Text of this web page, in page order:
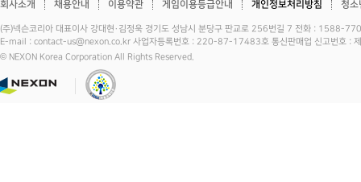
회사소개 채용안내 이용약관 게임이용등급안내 개인정보처리방침 청소
(주)넥슨코리아 대표이사 강대현·김정욱 경기도 성남시 분당구 판교로 256번길 7 전화 :
E-mail : contact-us@nexon.co.kr 사업자등록번호 : 220-87-17483호 통신판매업 신고번호 :
© NEXON Korea Corporation All Rights Reserved.